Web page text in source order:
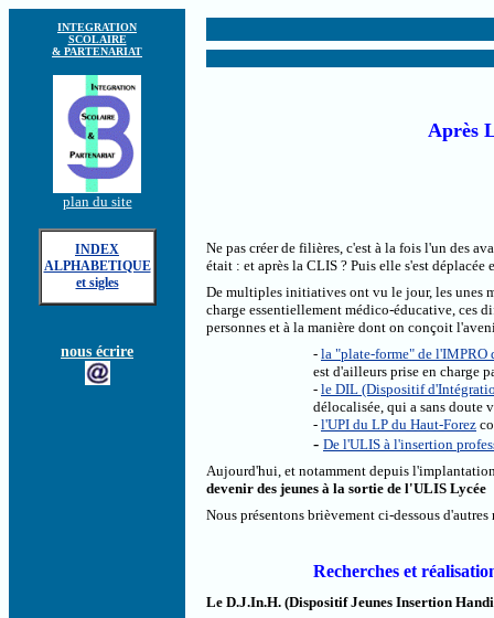
INTEGRATION
SCOLAIRE
& PARTENARIAT
plan du site
INDEX
ALPHABETIQUE
et sigles
nous écrire
Après
Ne pas créer de filières, c'est à la fois l'un des
était : et après la CLIS ? Puis elle s'est déplacée
De multiples initiatives ont vu le jour, les unes
charge essentiellement médico-éducative, ces
personnes et à la manière dont on conçoit
- la "plate-forme" de l'IMPRO
est d'ailleurs prise en charge
- le DIL (Dispositif
délocalisée, qui a sans doute
- l'UPI du LP du Haut-Forez
- De l'ULIS à l'insertion
Aujourd'hui, et notamment depuis
devenir des jeunes à la sortie de l'ULIS Lycée
Nous présentons brièvement ci-dessous
Recherches et
Le D.J.In.H. (Dispositif Jeunes Insertion